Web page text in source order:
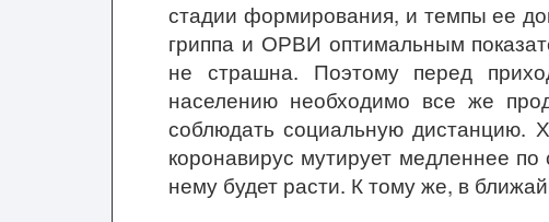
стадии формирования, и темпы ее
гриппа и ОРВИ оптимальным
не страшна. Поэтому перед
населению необходимо все же
соблюдать социальную дистанцию.
коронавирус мутирует медленнее
нему будет расти. К тому же, в